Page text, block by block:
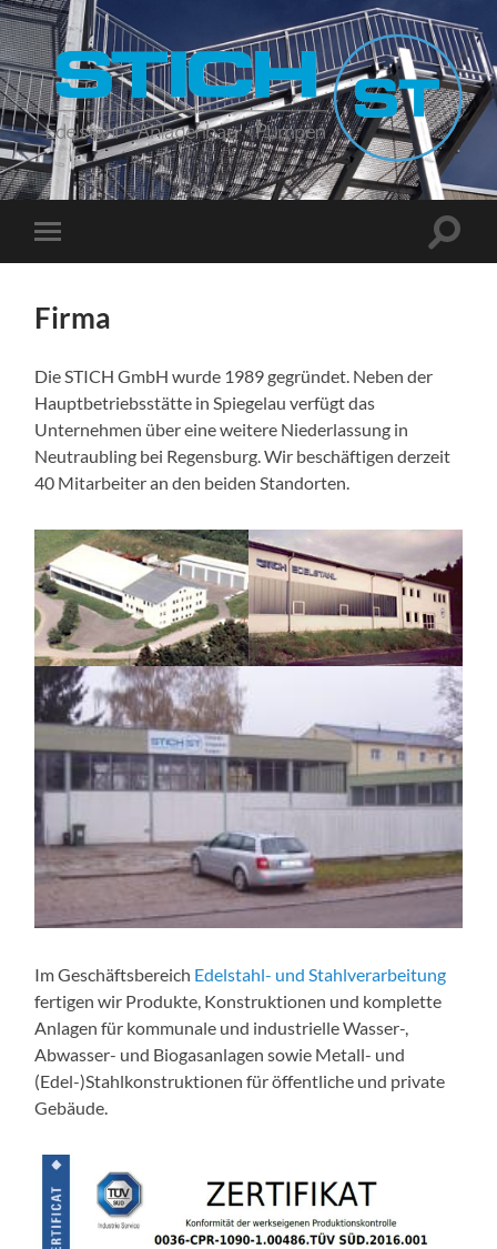
Stich
Menü
Firma
Die STICH GmbH wurde 1989 gegründet. Neben der
Hauptbetriebsstätte in Spiegelau verfügt das
Unternehmen über eine weitere Niederlassung in
Neutraubling bei Regensburg. Wir beschäftigen derzeit
40 Mitarbeiter an den beiden Standorten.
Im Geschäftsbereich Edelstahl- und Stahlverarbeitung
fertigen wir Produkte, Konstruktionen und komplette
Anlagen für kommunale und industrielle Wasser-,
Abwasser- und Biogasanlagen sowie Metall- und
(Edel-)Stahlkonstruktionen für öffentliche und private
Gebäude.